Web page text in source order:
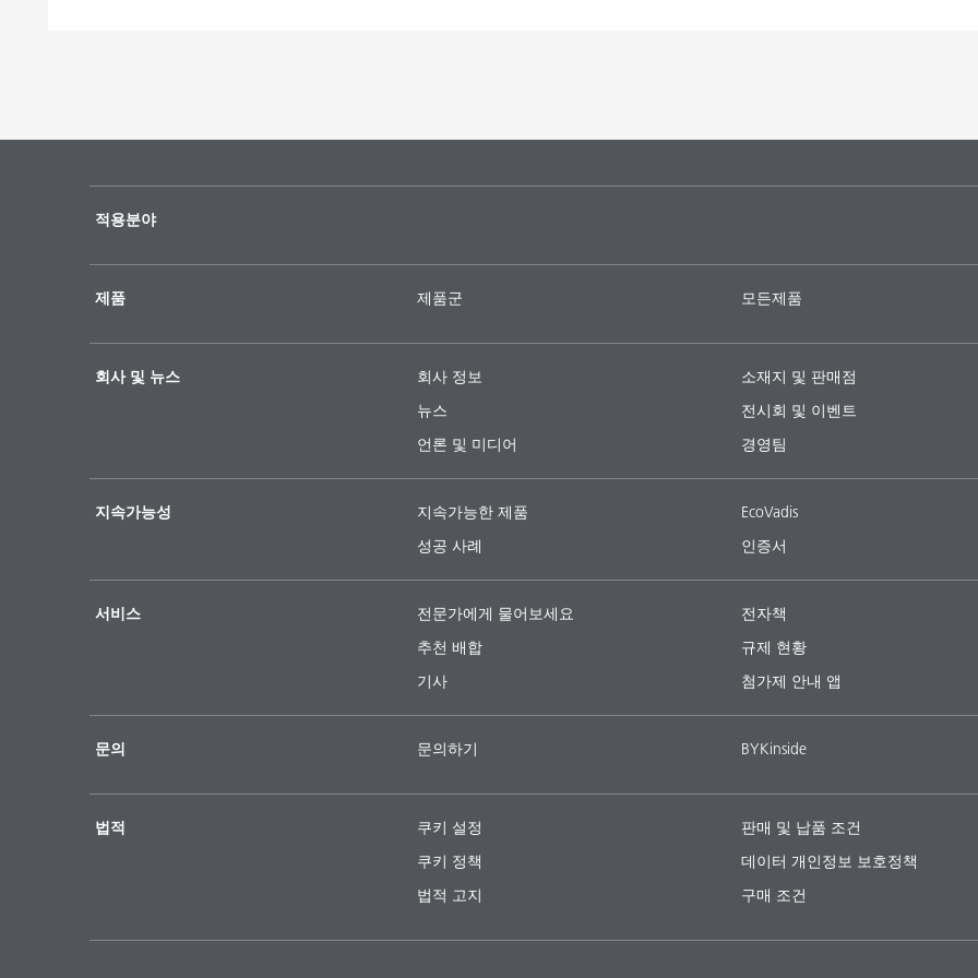
적용분야
제품 제품군 모든제품
회사 및 뉴스
회사 정보
뉴스
언론 및 미디어
소재지 및 판매점
전시회 및 이벤트
경영팀
지속가능성
지속가능한 제품
성공 사례
EcoVadis
인증서
서비스
전문가에게 물어보세요
추천 배합
기사
전자책
규제 현황
첨가제 안내 앱
문의 문의하기 BYKinside
법적
쿠키 설정
쿠키 정책
법적 고지
판매 및 납품 조건
데이터 개인정보 보호정책
구매 조건